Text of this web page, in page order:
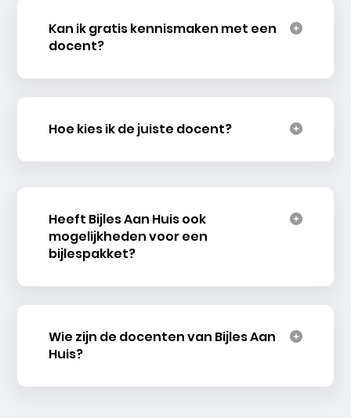
Kan ik gratis kennismaken met een
docent?
Hoe kies ik de juiste docent?
Heeft Bijles Aan Huis ook
mogelijkheden voor een
bijlespakket?
Wie zijn de docenten van Bijles Aan
Huis?